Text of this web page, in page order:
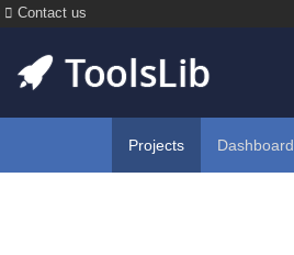
Contact us
Projects Dashboard